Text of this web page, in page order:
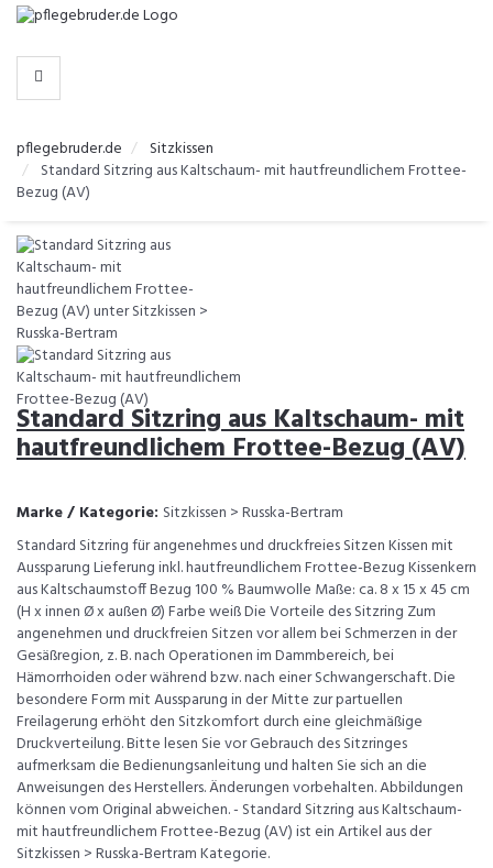
-
KATEGORIEN
pflegebruder.de
Sitzkissen
Standard Sitzring aus Kaltschaum- mit hautfreundlichem Frottee-
Bezug (AV)
Standard Sitzring aus Kaltschaum- mit
hautfreundlichem Frottee-Bezug (AV)
Marke / Kategorie: Sitzkissen > Russka-Bertram
Standard Sitzring für angenehmes und druckfreies Sitzen Kissen mit
Aussparung Lieferung inkl. hautfreundlichem Frottee-Bezug Kissenkern
aus Kaltschaumstoff Bezug 100 % Baumwolle Maße: ca. 8 x 15 x 45 cm
(H x innen Ø x außen Ø) Farbe weiß Die Vorteile des Sitzring Zum
angenehmen und druckfreien Sitzen vor allem bei Schmerzen in der
Gesäßregion, z. B. nach Operationen im Dammbereich, bei
Hämorrhoiden oder während bzw. nach einer Schwangerschaft. Die
besondere Form mit Aussparung in der Mitte zur partuellen
Freilagerung erhöht den Sitzkomfort durch eine gleichmäßige
Druckverteilung. Bitte lesen Sie vor Gebrauch des Sitzringes
aufmerksam die Bedienungsanleitung und halten Sie sich an die
Anweisungen des Herstellers. Änderungen vorbehalten. Abbildungen
können vom Original abweichen. - Standard Sitzring aus Kaltschaum-
mit hautfreundlichem Frottee-Bezug (AV) ist ein Artikel aus der
Sitzkissen > Russka-Bertram Kategorie.